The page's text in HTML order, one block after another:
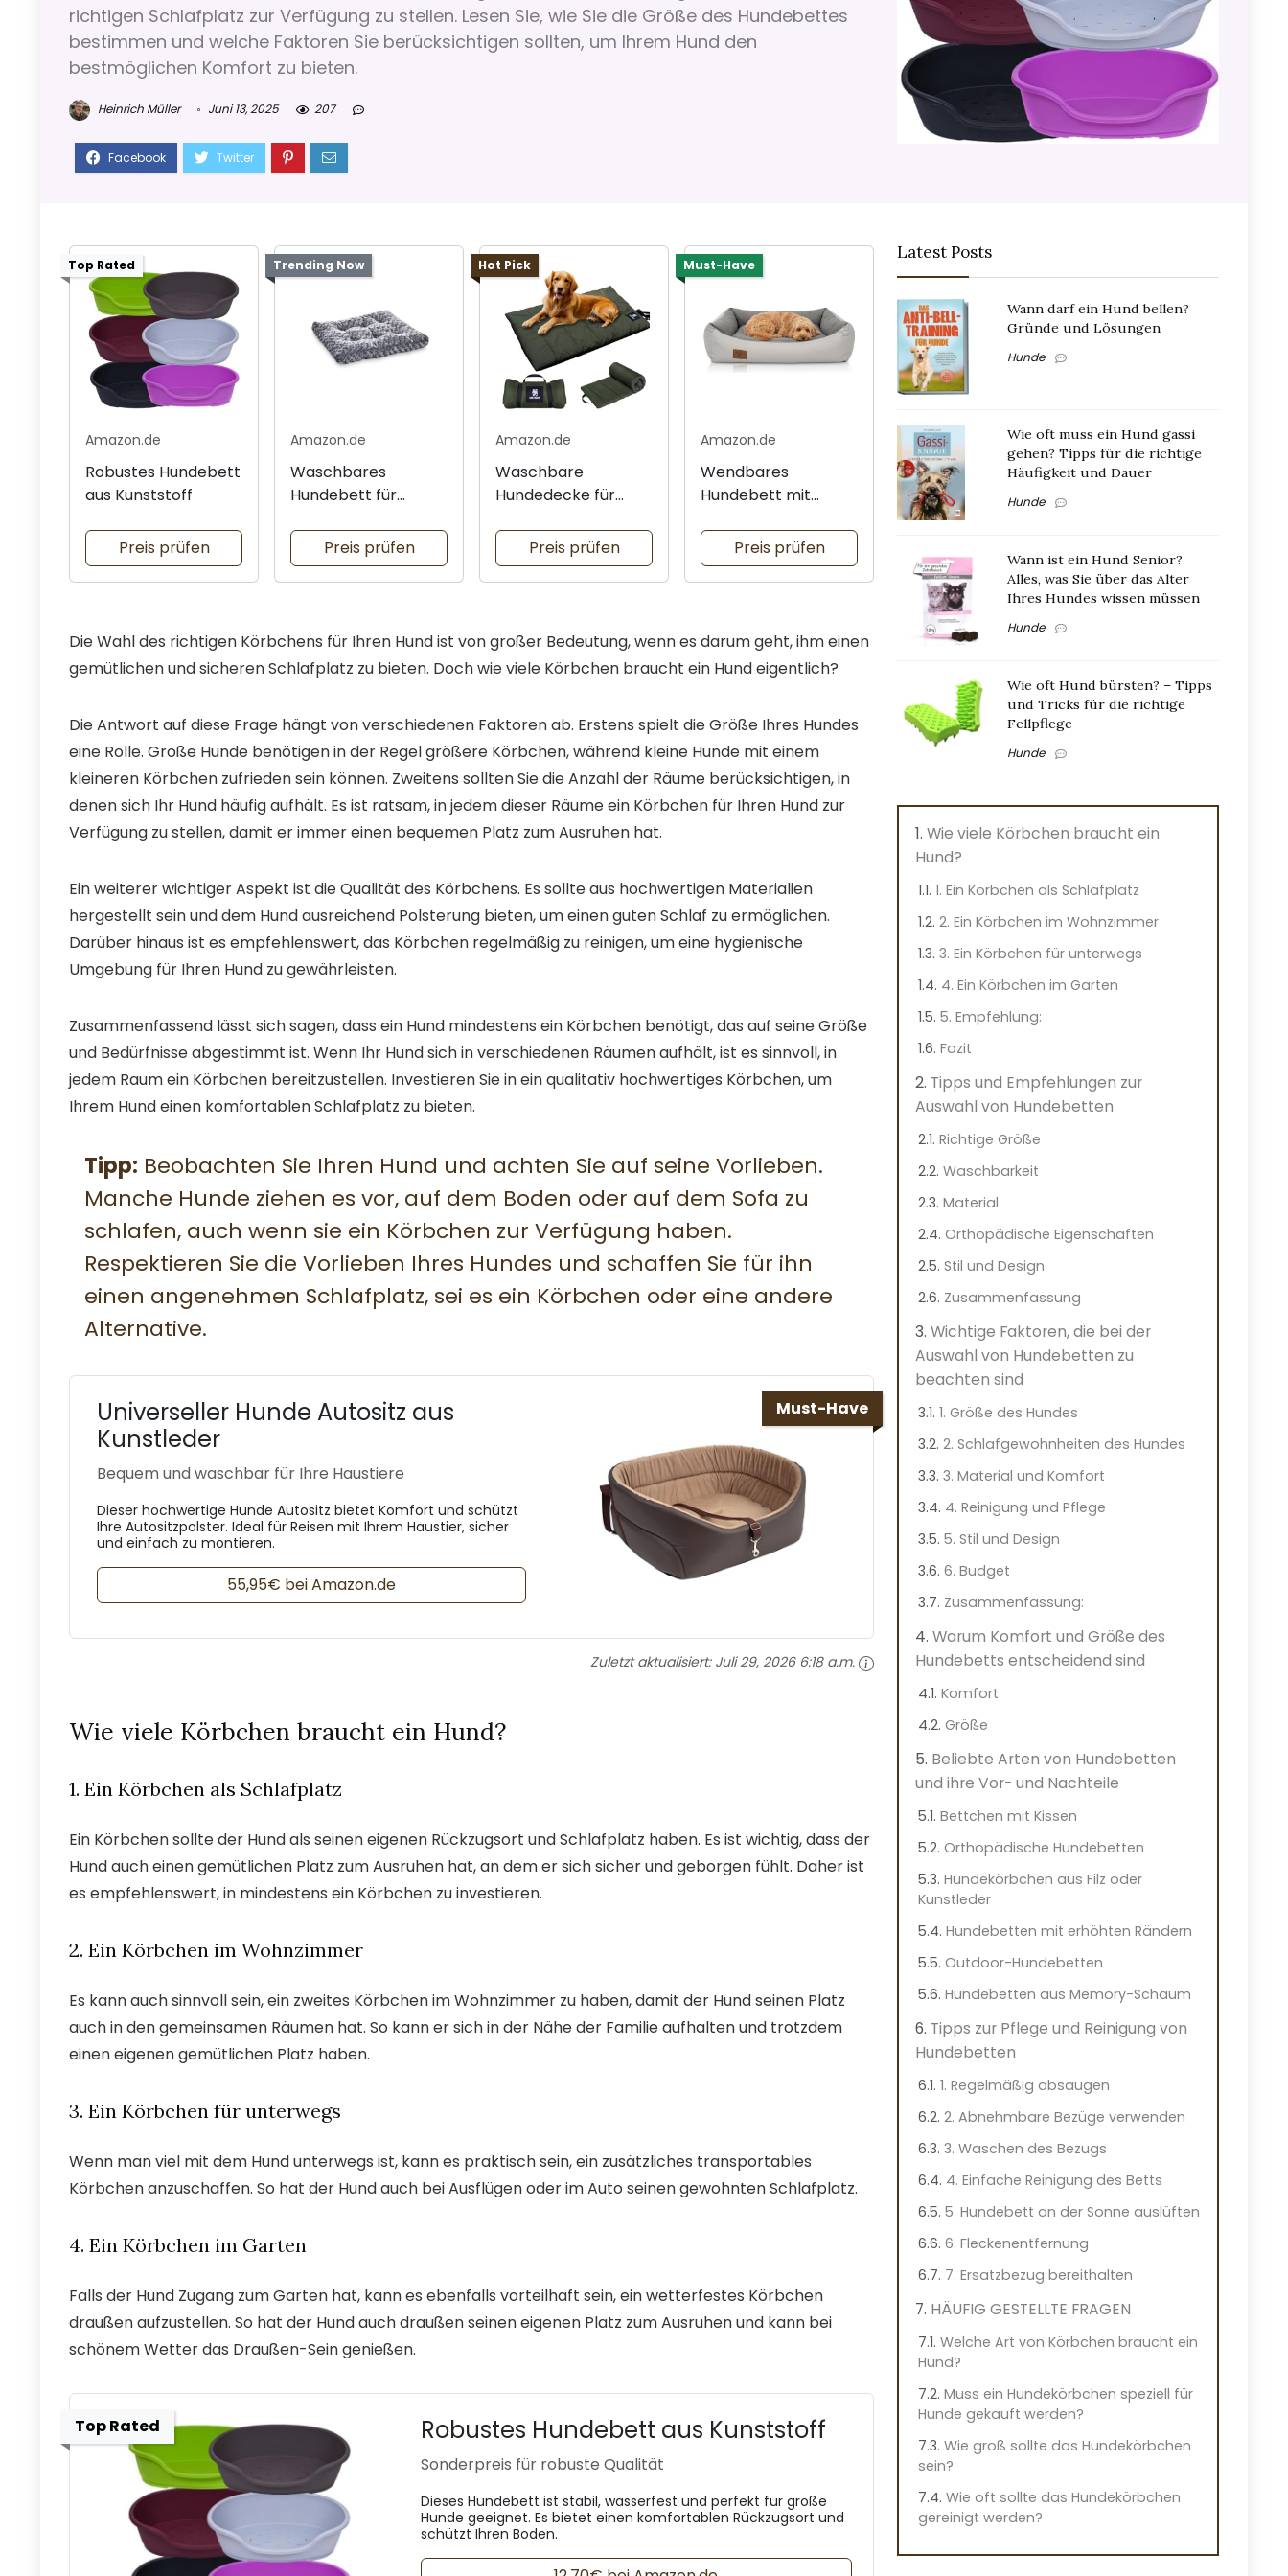
richtigen Schlafplatz zur Verfügung zu stellen. Lesen Sie, wie Sie die Größe des Hundebettes
bestimmen und welche Faktoren Sie berücksichtigen sollten, um Ihrem Hund den
bestmöglichen Komfort zu bieten.
Heinrich Müller Juni 13, 2025 207
Top Rated
Amazon.de
Robustes Hundebett
aus Kunststoff
Preis prüfen
Trending Now
Amazon.de
Waschbares
Hundebett für
Preis prüfen
Hot Pick
Amazon.de
Waschbare
Hundedecke für
Preis prüfen
Must-Have
Amazon.de
Wendbares
Hundebett mit
BezugPreis prüfen
Die Wahl des richtigen Körbchens für Ihren Hund ist von großer Bedeutung, wenn es darum geht, ihm einen
gemütlichen und sicheren Schlafplatz zu bieten. Doch wie viele Körbchen braucht ein Hund eigentlich?
Die Antwort auf diese Frage hängt von verschiedenen Faktoren ab. Erstens spielt die Größe Ihres Hundes
eine Rolle. Große Hunde benötigen in der Regel größere Körbchen, während kleine Hunde mit einem
kleineren Körbchen zufrieden sein können. Zweitens sollten Sie die Anzahl der Räume berücksichtigen, in
denen sich Ihr Hund häufig aufhält. Es ist ratsam, in jedem dieser Räume ein Körbchen für Ihren Hund zur
Verfügung zu stellen, damit er immer einen bequemen Platz zum Ausruhen hat.
Ein weiterer wichtiger Aspekt ist die Qualität des Körbchens. Es sollte aus hochwertigen Materialien
hergestellt sein und dem Hund ausreichend Polsterung bieten, um einen guten Schlaf zu ermöglichen.
Darüber hinaus ist es empfehlenswert, das Körbchen regelmäßig zu reinigen, um eine hygienische
Umgebung für Ihren Hund zu gewährleisten.
Zusammenfassend lässt sich sagen, dass ein Hund mindestens ein Körbchen benötigt, das auf seine Größe
und Bedürfnisse abgestimmt ist. Wenn Ihr Hund sich in verschiedenen Räumen aufhält, ist es sinnvoll, in
jedem Raum ein Körbchen bereitzustellen. Investieren Sie in ein qualitativ hochwertiges Körbchen, um
Ihrem Hund einen komfortablen Schlafplatz zu bieten.
Tipp: Beobachten Sie Ihren Hund und achten Sie auf seine Vorlieben.
Manche Hunde ziehen es vor, auf dem Boden oder auf dem Sofa zu
schlafen, auch wenn sie ein Körbchen zur Verfügung haben.
Respektieren Sie die Vorlieben Ihres Hundes und schaffen Sie für ihn
einen angenehmen Schlafplatz, sei es ein Körbchen oder eine andere
Alternative.
Must-Have
Universeller Hunde Autositz aus
Kunstleder
Bequem und waschbar für Ihre Haustiere
Dieser hochwertige Hunde Autositz bietet Komfort und schützt
Ihre Autositzpolster. Ideal für Reisen mit Ihrem Haustier, sicher
und einfach zu montieren.
55,95€ bei Amazon.de
Zuletzt aktualisiert: Juli 29, 2026 6:18 a.m.
Wie viele Körbchen braucht ein Hund?
1. Ein Körbchen als Schlafplatz
Ein Körbchen sollte der Hund als seinen eigenen Rückzugsort und Schlafplatz haben. Es ist wichtig, dass der
Hund auch einen gemütlichen Platz zum Ausruhen hat, an dem er sich sicher und geborgen fühlt. Daher ist
es empfehlenswert, in mindestens ein Körbchen zu investieren.
2. Ein Körbchen im Wohnzimmer
Es kann auch sinnvoll sein, ein zweites Körbchen im Wohnzimmer zu haben, damit der Hund seinen Platz
auch in den gemeinsamen Räumen hat. So kann er sich in der Nähe der Familie aufhalten und trotzdem
einen eigenen gemütlichen Platz haben.
3. Ein Körbchen für unterwegs
Wenn man viel mit dem Hund unterwegs ist, kann es praktisch sein, ein zusätzliches transportables
Körbchen anzuschaffen. So hat der Hund auch bei Ausflügen oder im Auto seinen gewohnten Schlafplatz.
4. Ein Körbchen im Garten
Falls der Hund Zugang zum Garten hat, kann es ebenfalls vorteilhaft sein, ein wetterfestes Körbchen
draußen aufzustellen. So hat der Hund auch draußen seinen eigenen Platz zum Ausruhen und kann bei
schönem Wetter das Draußen-Sein genießen.
Top Rated Robustes Hundebett aus Kunststoff
Sonderpreis für robuste Qualität
Dieses Hundebett ist stabil, wasserfest und perfekt für große
Hunde geeignet. Es bietet einen komfortablen Rückzugsort und
schützt Ihren Boden.
Latest Posts
Wann darf ein Hund bellen?
Gründe und Lösungen
Hunde
Wie oft muss ein Hund gassi
gehen? Tipps für die richtige
Häufigkeit und Dauer
Hunde
Wann ist ein Hund Senior?
Alles, was Sie über das Alter
Ihres Hundes wissen müssen
Hunde
Wie oft Hund bürsten? – Tipps
und Tricks für die richtige
Fellpflege
Hunde
Wie viele Körbchen braucht ein
Hund?
1. Ein Körbchen als Schlafplatz
2. Ein Körbchen im Wohnzimmer
3. Ein Körbchen für unterwegs
4. Ein Körbchen im Garten
5. Empfehlung:
Fazit
Tipps und Empfehlungen zur
Auswahl von Hundebetten
Richtige Größe
Waschbarkeit
Material
Orthopädische Eigenschaften
Stil und Design
Zusammenfassung
Wichtige Faktoren, die bei der
Auswahl von Hundebetten zu
beachten sind
1. Größe des Hundes
2. Schlafgewohnheiten des Hundes
3. Material und Komfort
4. Reinigung und Pflege
5. Stil und Design
6. Budget
Zusammenfassung:
Warum Komfort und Größe des
Hundebetts entscheidend sind
Komfort
Größe
Beliebte Arten von Hundebetten
und ihre Vor- und Nachteile
Bettchen mit Kissen
Orthopädische Hundebetten
Hundekörbchen aus Filz oder
Kunstleder
Hundebetten mit erhöhten Rändern
Outdoor-Hundebetten
Hundebetten aus Memory-Schaum
Tipps zur Pflege und Reinigung von
Hundebetten
1. Regelmäßig absaugen
2. Abnehmbare Bezüge verwenden
3. Waschen des Bezugs
4. Einfache Reinigung des Betts
5. Hundebett an der Sonne auslüften
6. Fleckenentfernung
7. Ersatzbezug bereithalten
HÄUFIG GESTELLTE FRAGEN
Welche Art von Körbchen braucht ein
Hund?
Muss ein Hundekörbchen speziell für
Hunde gekauft werden?
Wie groß sollte das Hundekörbchen
sein?
Wie oft sollte das Hundekörbchen
gereinigt werden?